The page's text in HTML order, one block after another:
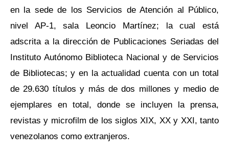
en la sede de los Servicios de Atención al Público,
nivel AP-1, sala Leoncio Martínez; la cual está
adscrita a la dirección de Publicaciones Seriadas del
Instituto Autónomo Biblioteca Nacional y de Servicios
de Bibliotecas; y en la actualidad cuenta con un total
de 29.630 títulos y más de dos millones y medio de
ejemplares en total, donde se incluyen la prensa,
revistas y microfilm de los siglos XIX, XX y XXI, tanto
venezolanos como extranjeros.